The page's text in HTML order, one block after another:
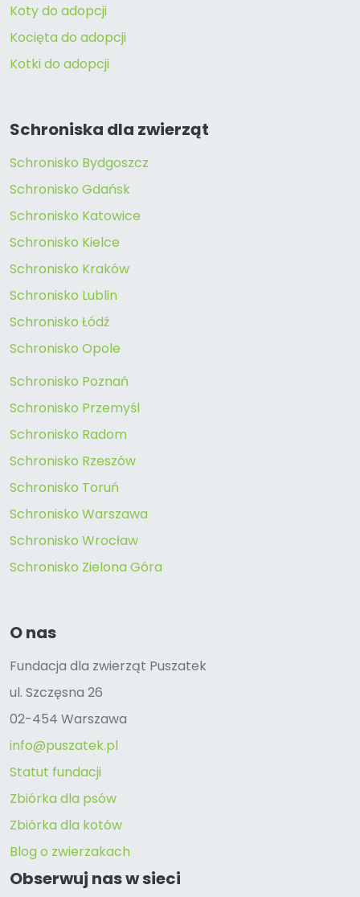
Koty do adopcji
Kocięta do adopcji
Kotki do adopcji
Schroniska dla zwierząt
Schronisko Bydgoszcz
Schronisko Gdańsk
Schronisko Katowice
Schronisko Kielce
Schronisko Kraków
Schronisko Lublin
Schronisko Łódź
Schronisko Opole
Schronisko Poznań
Schronisko Przemyśl
Schronisko Radom
Schronisko Rzeszów
Schronisko Toruń
Schronisko Warszawa
Schronisko Wrocław
Schronisko Zielona Góra
O nas
Fundacja dla zwierząt Puszatek
ul. Szczęsna 26
02-454 Warszawa
info@puszatek.pl
Statut fundacji
Zbiórka dla psów
Zbiórka dla kotów
Blog o zwierzakach
Obserwuj nas w sieci